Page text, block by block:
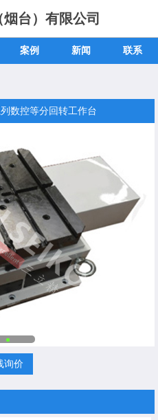
台）有限公司
案例 新闻 联系
数控等分回转工作台
询价